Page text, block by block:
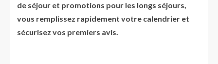
de séjour et promotions pour les longs séjours,
vous remplissez rapidement votre calendrier et
sécurisez vos premiers avis.